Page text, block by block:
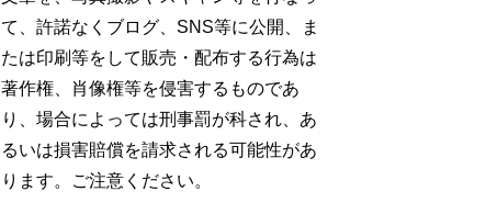
て、許諾なくブログ、SNS等に公開、ま
たは印刷等をして販売・配布する行為は
著作権、肖像権等を侵害するものであ
り、場合によっては刑事罰が科され、あ
るいは損害賠償を請求される可能性があ
ります。ご注意ください。